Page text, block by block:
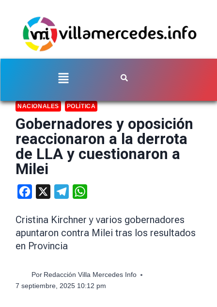
NACIONALES POLÍTICA
Gobernadores y oposición
reaccionaron a la derrota
de LLA y cuestionaron a
Milei
Facebook Telegram
Cristina Kirchner y varios gobernadores
apuntaron contra Milei tras los resultados
en Provincia
Por Redacción Villa Mercedes Info
7 septiembre, 2025 10:12 pm